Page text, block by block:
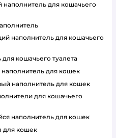
для кошачьего туалета
наполнитель для кошек
наполнитель для кошек
наполнитель для кошек
для кошек